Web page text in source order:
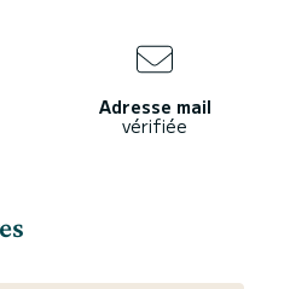
Adresse mail
vérifiée